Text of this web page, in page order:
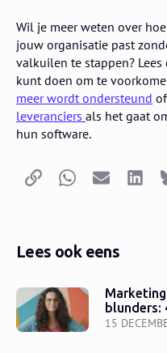
Wil je meer weten over
jouw organisatie past
valkuilen te stappen?
kunt doen om te
meer wordt ondersteund of
leveranciers als het gaat
hun software.
Kopieer linkWhatsappE-mail
Lees ook eens
15
blunders: